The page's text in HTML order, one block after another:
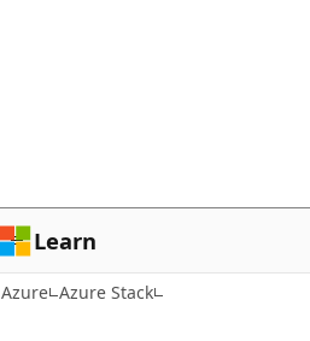
容
Learn
Azure Azure Stack